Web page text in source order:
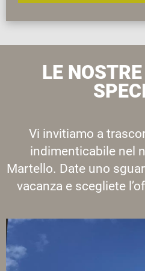
LE
Vi invitiamo a
indimenticabile nel
Martello. Date uno
vacanza e scegliete